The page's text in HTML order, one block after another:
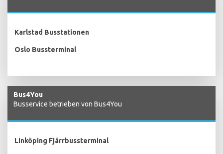
Karlstad Busstationen
Oslo Bussterminal
Bus4You
Busservice betrieben von Bus4You
Linköping Fjärrbussterminal